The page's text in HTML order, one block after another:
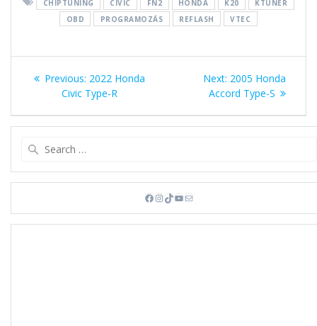
CHIPTUNING CIVIC FN2 HONDA K20
KTUNER
OBD
PROGRAMOZÁS REFLASH VTEC
Bejegyzés
navigáció
Previous: Previous
post:
2022 Honda
Civic Type-R
Next: Next
post:
2005 Honda
Accord Type-S
Facebook
Instagram
TikTok
YouTube
Mail